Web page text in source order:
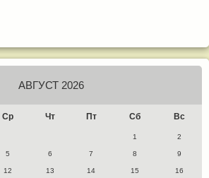
АВГУСТ 2026
Ср Чт Пт Сб Вс
1 2
5 6 7 8 9
12 13 14 15 16